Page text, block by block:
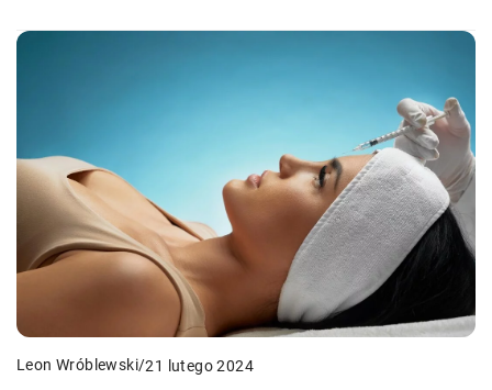
Leon Wróblewski/21 lutego 2024